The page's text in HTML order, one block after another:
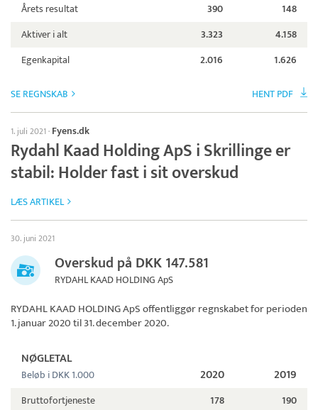
Årets resultat
390
148
Aktiver i alt
3.323
4.158
Egenkapital
2.016 1.626
SE REGNSKAB HENT PDF
1. juli 2021· Fyens.dk
Rydahl Kaad Holding ApS i Skrillinge er
stabil: Holder fast i sit overskud
LÆS ARTIKEL
30. juni 2021
Overskud på DKK 147.581
RYDAHL KAAD HOLDING ApS
RYDAHL KAAD HOLDING ApSoffentliggør regnskabet for perioden
1. januar 2020 til 31. december 2020.
NØGLETAL
Beløb i DKK 1.000 2020 2019
Bruttofortjeneste 178
190